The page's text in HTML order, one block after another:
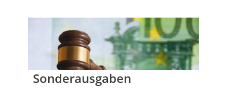
Sonderausgaben